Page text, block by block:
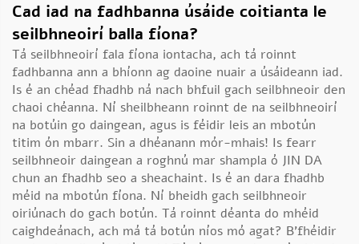
Cad iad na fadhbanna úsáide coitianta le
seilbhneoirí balla fíona?
Tá seilbhneoirí fala fíona iontacha, ach tá roinnt
fadhbanna ann a bhíonn ag daoine nuair a úsáideann iad.
Is é an chéad fhadhb ná nach bhfuil gach seilbhneoir den
chaoi chéanna. Ní sheilbheann roinnt de na seilbhneoirí
na botúin go daingean, agus is féidir leis an mbotún
titim ón mbarr. Sin a dhéanann mór-mhais! Is fearr
seilbhneoir daingean a roghnú mar shampla ó JIN DA
chun an fhadhb seo a sheachaint. Is é an dara fhadhb
méid na mbotún fíona. Ní bheidh gach seilbhneoir
oiriúnach do gach botún. Tá roinnt déanta do mhéid
caighdeánach, ach má tá botún níos mó agat? B’fhéidir